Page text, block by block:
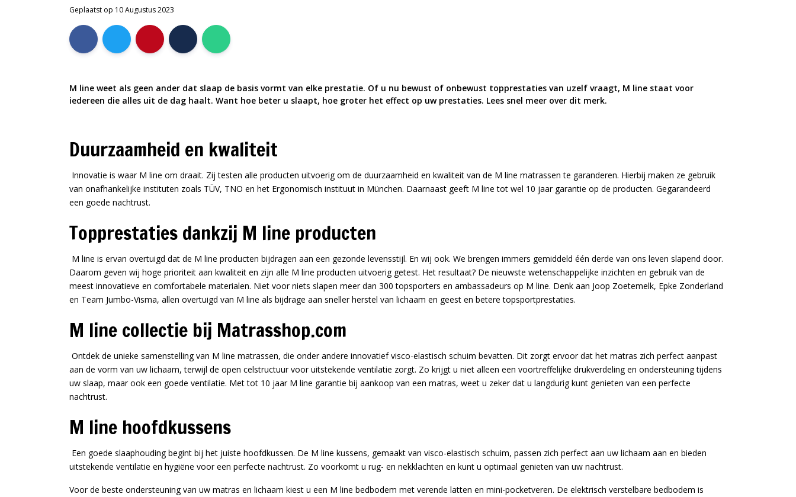
Geplaatst op 10 Augustus 2023
M line weet als geen ander dat slaap de basis vormt van elke prestatie. Of u nu bewust of onbewust topprestaties van uzelf vraagt, M line staat voor
iedereen die alles uit de dag haalt. Want hoe beter u slaapt, hoe groter het effect op uw prestaties. Lees snel meer over dit merk.
Duurzaamheid en kwaliteit
Innovatie is waar M line om draait. Zij testen alle producten uitvoerig om de duurzaamheid en kwaliteit van de M line matrassen te garanderen. Hierbij maken ze gebruik
van onafhankelijke instituten zoals TÜV, TNO en het Ergonomisch instituut in München. Daarnaast geeft M line tot wel 10 jaar garantie op de producten. Gegarandeerd
een goede nachtrust.
Topprestaties dankzij M line producten
M line is ervan overtuigd dat de M line producten bijdragen aan een gezonde levensstijl. En wij ook. We brengen immers gemiddeld één derde van ons leven slapend door.
Daarom geven wij hoge prioriteit aan kwaliteit en zijn alle M line producten uitvoerig getest. Het resultaat? De nieuwste wetenschappelijke inzichten en gebruik van de
meest innovatieve en comfortabele materialen. Niet voor niets slapen meer dan 300 topsporters en ambassadeurs op M line. Denk aan Joop Zoetemelk, Epke Zonderland
en Team Jumbo-Visma, allen overtuigd van M line als bijdrage aan sneller herstel van lichaam en geest en betere topsportprestaties.
M line collectie bij Matrasshop.com
Ontdek de unieke samenstelling van M line matrassen, die onder andere innovatief visco-elastisch schuim bevatten. Dit zorgt ervoor dat het matras zich perfect aanpast
aan de vorm van uw lichaam, terwijl de open celstructuur voor uitstekende ventilatie zorgt. Zo krijgt u niet alleen een voortreffelijke drukverdeling en ondersteuning tijdens
uw slaap, maar ook een goede ventilatie. Met tot 10 jaar M line garantie bij aankoop van een matras, weet u zeker dat u langdurig kunt genieten van een perfecte
nachtrust.
M line hoofdkussens
Een goede slaaphouding begint bij het juiste hoofdkussen. De M line kussens, gemaakt van visco-elastisch schuim, passen zich perfect aan uw lichaam aan en bieden
uitstekende ventilatie en hygiëne voor een perfecte nachtrust. Zo voorkomt u rug- en nekklachten en kunt u optimaal genieten van uw nachtrust.
Voor de beste ondersteuning van uw matras en lichaam kiest u een M line bedbodem met verende latten en mini-pocketveren. De elektrisch verstelbare bedbodem is